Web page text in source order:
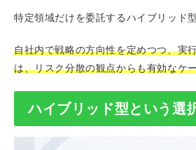
特定領域だけを委託するハイブリッド
自社内で戦略の方向性を定めつつ、実
は、リスク分散の観点からも有効なケ
ハイブリッド型という選